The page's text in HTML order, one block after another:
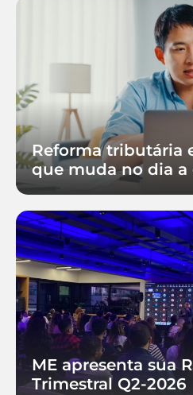
Reforma tributária
que muda no dia a
ME apresenta sua
Trimestral Q2-2026